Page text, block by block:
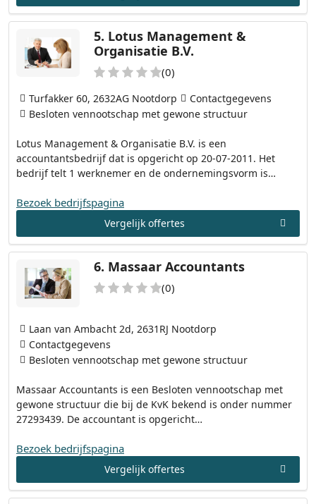
5. Lotus Management &
Organisatie B.V.
(0)
Lotus Management & Organisatie B.V. is een
accountantsbedrijf dat is opgericht op 20-07-2011. Het
bedrijf telt 1 werknemer en de ondernemingsvorm is…
Turfakker 60, 2632AG Nootdorp
Contactgegevens
Besloten vennootschap met gewone structuur
Bezoek bedrijfspagina
Vergelijk offertes
6. Massaar Accountants
(0)
Massaar Accountants is een Besloten vennootschap met
gewone structuur die bij de KvK bekend is onder nummer
27293439. De accountant is opgericht…
Laan van Ambacht 2d, 2631RJ Nootdorp
Contactgegevens
Besloten vennootschap met gewone structuur
Bezoek bedrijfspagina
Vergelijk offertes